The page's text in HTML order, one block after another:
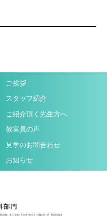
ご挨拶
スタッフ紹介
ご紹介頂く先生方へ
教室員の声
見学のお問合わせ
お知らせ